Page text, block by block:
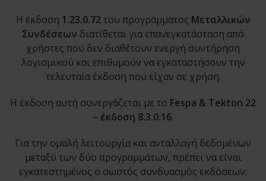
Η έκδοση 1.23.0.72του προγράμματος Μεταλλικών
Συνδέσεων διατίθεται για επανεγκατάσταση από
χρήστες που δεν διαθέτουν ενεργή συντήρηση
λογισμικού και επιθυμούν να εγκαταστήσουν την
τελευταία έκδοση που είχαν σε χρήση.
Η έκδοση αυτή συνεργάζεται με το Fespa & Tekton 22
– έκδοση 8.3.0.16.
Για την ομαλή λειτουργία και ανταλλαγή δεδομένων
μεταξύ των δύο προγραμμάτων, πρέπει να είναι
εγκατεστημένος ο σωστός συνδυασμός εκδόσεων: